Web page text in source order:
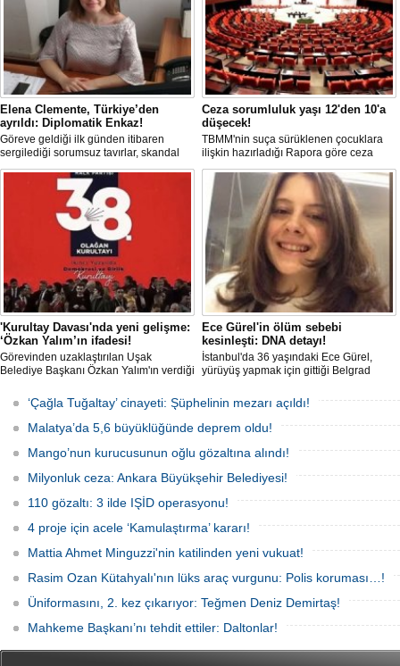
Elena Clemente, Türkiye’den
ayrıldı: Diplomatik Enkaz!
Göreve geldiği ilk günden itibaren
sergilediği sorumsuz tavırlar, skandal
kararlar ve özellikle Türk öğrencilere
uyguladığı vize ambargosuyla tepkilerin
odağında olan İtalya’nın İstanbul
Başkonsolosu Elena Clemente’nin
Türkiye’deki görevi nihayet sona erdi.
Ceza sorumluluk yaşı 12'den 10'a
düşecek!
TBMM'nin suça sürüklenen çocuklara
ilişkin hazırladığı Rapora göre ceza
sorumluluğu yaşının; 12'den 10'a
düşürülmesi planlanıyor.
'Kurultay Davası'nda yeni gelişme:
‘Özkan Yalım’ın ifadesi!
Görevinden uzaklaştırılan Uşak
Belediye Başkanı Özkan Yalım'ın verdiği
Ece Gürel'in ölüm sebebi
kesinleşti: DNA detayı!
İstanbul'da 36 yaşındaki Ece Gürel,
yürüyüş yapmak için gittiği Belgrad
karıştı. 4 gün sonra sağ bulunan ancak
kaldırıldığı hastanede hayatını
kaybeden Ece'nin ölümüyle ilgili
soruşturma tamamlanırken, dikkat
çeken detaylar yer aldı.
‘Çağla Tuğaltay’ cinayeti: Şüphelinin mezarı açıldı!
Malatya’da 5,6 büyüklüğünde deprem oldu!
Mango’nun kurucusunun oğlu gözaltına alındı!
Milyonluk ceza: Ankara Büyükşehir Belediyesi!
110 gözaltı: 3 ilde IŞİD operasyonu!
4 proje için acele ‘Kamulaştırma’ kararı!
Mattia Ahmet Minguzzi'nin katilinden yeni vukuat!
Rasim Ozan Kütahyalı'nın lüks araç vurgunu: Polis koruması…!
Üniformasını, 2. kez çıkarıyor: Teğmen Deniz Demirtaş!
Mahkeme Başkanı’nı tehdit ettiler: Daltonlar!